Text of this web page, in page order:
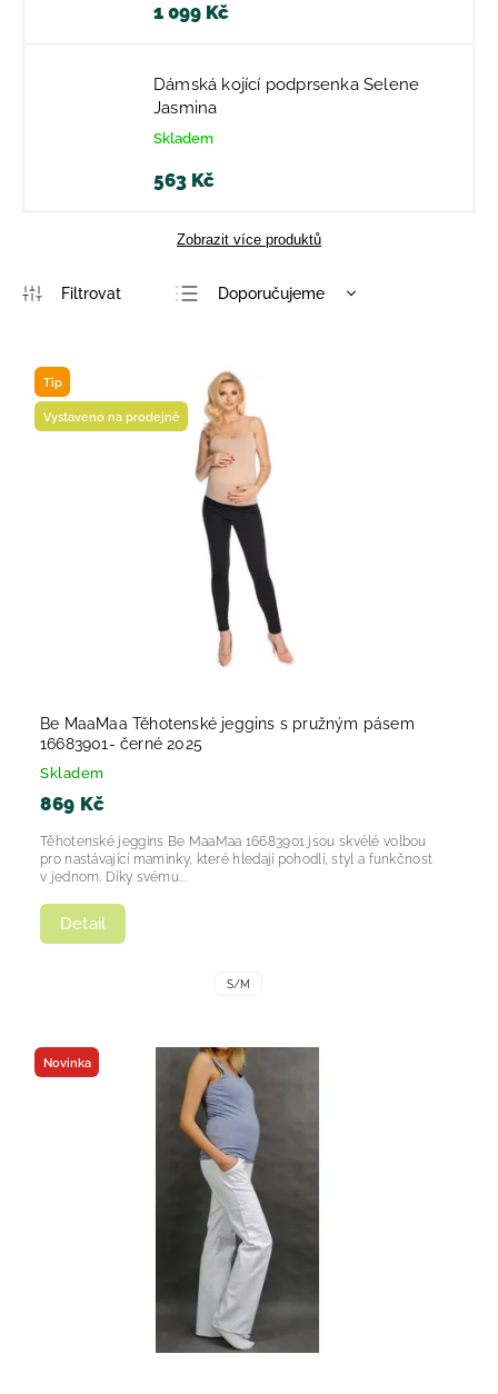
1 099 Kč
Dámská kojící podprsenka Selene
Jasmina
Skladem
563 Kč
Zobrazit více produktů
Doporučujeme
Nejprodávanější
Abecedně
Tip
Vystaveno na prodejně
Be MaaMaa Těhotenské jeggins s pružným pásem
16683901- černé 2025
Skladem
869 Kč
Detail
Těhotenské jeggins Be MaaMaa 16683901 jsou skvélé volbou
pro nastávající maminky, které hledají pohodlí, styl a funkčnost
v jednom. Díky svému...
S/M
Novinka